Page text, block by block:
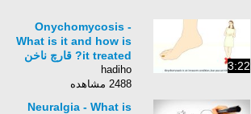
3:22
Onychomycosis -
What is it and how is
it treated? قارچ ناخن
hadiho
2488 مشاهده
Neuralgia - What is